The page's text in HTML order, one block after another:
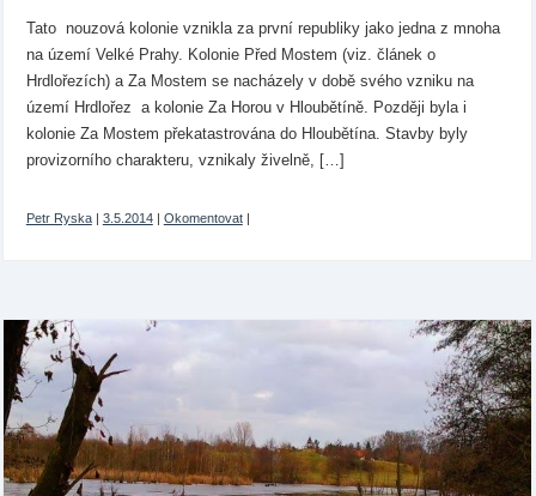
Tato nouzová kolonie vznikla za první republiky jako jedna z mnoha
na území Velké Prahy. Kolonie Před Mostem (viz. článek o
Hrdlořezích) a Za Mostem se nacházely v době svého vzniku na
území Hrdlořez a kolonie Za Horou v Hloubětíně. Později byla i
kolonie Za Mostem překatastrována do Hloubětína. Stavby byly
provizorního charakteru, vznikaly živelně, […]
Petr Ryska| 3.5.2014| Okomentovat|